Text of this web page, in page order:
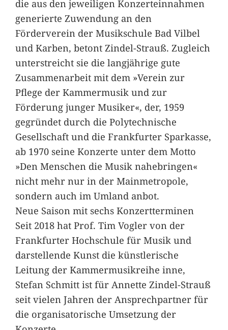
die aus den jeweiligen Konzerteinnahmen
generierte Zuwendung an den
Förderverein der Musikschule Bad Vilbel
und Karben, betont Zindel-Strauß. Zugleich
unterstreicht sie die langjährige gute
Zusammenarbeit mit dem »Verein zur
Pflege der Kammermusik und zur
Förderung junger Musiker«, der, 1959
gegründet durch die Polytechnische
Gesellschaft und die Frankfurter Sparkasse,
ab 1970 seine Konzerte unter dem Motto
»Den Menschen die Musik nahebringen«
nicht mehr nur in der Mainmetropole,
sondern auch im Umland anbot.
Neue Saison mit sechs Konzertterminen
Seit 2018 hat Prof. Tim Vogler von der
Frankfurter Hochschule für Musik und
darstellende Kunst die künstlerische
Leitung der Kammermusikreihe inne,
Stefan Schmitt ist für Annette Zindel-Strauß
seit vielen Jahren der Ansprechpartner für
die organisatorische Umsetzung der